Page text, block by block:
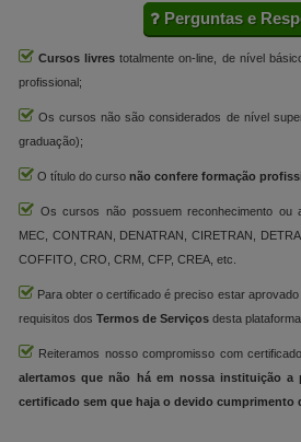
Perguntas e
Cursos livres totalmente on-line, de nível
profissional;
Os cursos não são considerados de nível
graduação);
O título do curso não confere formação
Os cursos não possuem reconhecimento ou
MEC, CONTRAN, DENATRAN, CIRETRAN,
COFFITO, CRO, CRM, CFP, CREA, etc.
Para obter o certificado é preciso estar
requisitos dos Termos de Serviços desta
Reiteramos nosso compromisso com
alertamos que não há em nossa instituição a
certificado sem que haja o devido cumprimento